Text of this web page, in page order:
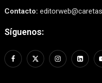
Contacto:
Síguenos: